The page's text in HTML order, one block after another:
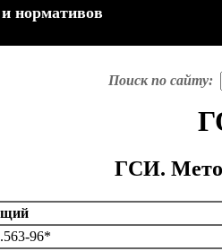
и нормативов
Поиск по сайту:
ГСИ.
96*